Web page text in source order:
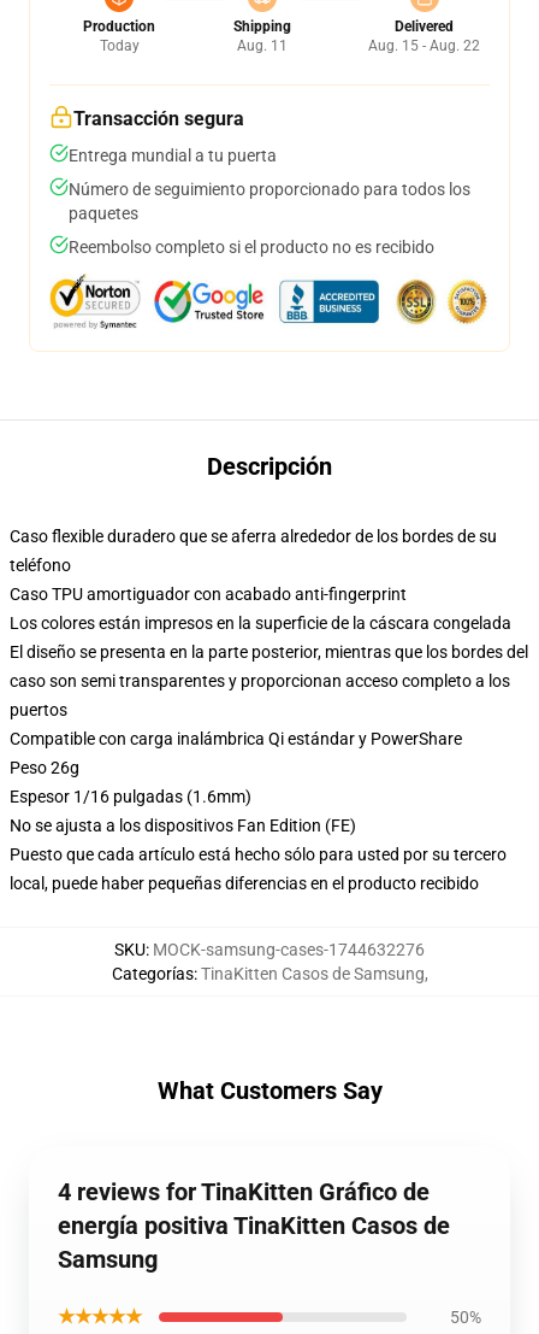
Production
Today
Shipping
Aug. 11
Delivered
Aug. 15 - Aug. 22
Transacción segura
Entrega mundial a tu puerta
Número de seguimiento proporcionado para todos los
paquetes
Reembolso completo si el producto no es recibido
Descripción
Caso flexible duradero que se aferra alrededor de los bordes de su
teléfono
Caso TPU amortiguador con acabado anti-fingerprint
Los colores están impresos en la superficie de la cáscara congelada
El diseño se presenta en la parte posterior, mientras que los bordes del
caso son semi transparentes y proporcionan acceso completo a los
puertos
Compatible con carga inalámbrica Qi estándar y PowerShare
Peso 26g
Espesor 1/16 pulgadas (1.6mm)
No se ajusta a los dispositivos Fan Edition (FE)
Puesto que cada artículo está hecho sólo para usted por su tercero
local, puede haber pequeñas diferencias en el producto recibido
SKU: MOCK-samsung-cases-1744632276
Categorías:TinaKitten Casos de Samsung,
What Customers Say
4 reviews for TinaKitten Gráfico de
energía positiva TinaKitten Casos de
Samsung
★★★★★ 50%